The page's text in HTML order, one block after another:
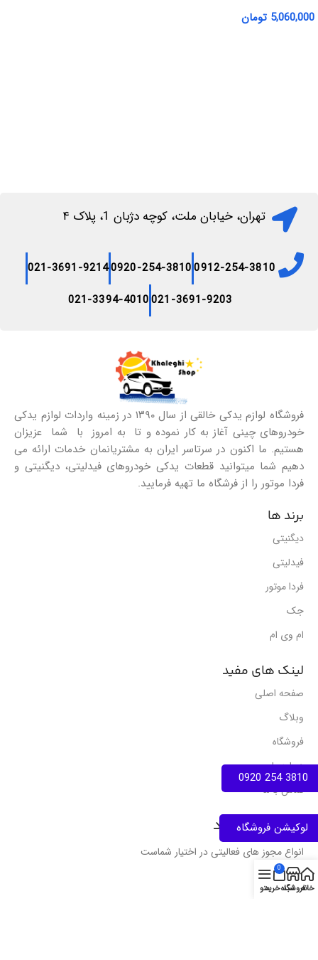
3810 254 0920
5,060,000 تومان
تهران، خیابان ملت، کوچه دژبان 1، پلاک ۴
0912-254-3810
0920-254-3810
021-3691-9214
021-3691-9203
021-3394-4010
لوکیشن فروشگاه
فروشگاه لوازم یدکی خالقی از سال ۱۳۹۰ در زمینه واردات لوازم یدکی
خودروهای چینی آغاز به کار نموده و تا به امروز با شما عزیزان
هستیم. ما اکنون در سرتاسر ایران به مشتریانمان خدمات ارائه می
دهیم شما میتوانید قطعات یدکی خودروهای فیدلیتی، دیگنیتی و
فردا موتور را از فرشگاه ما تهیه فرمایید.
برند ها
دیگنیتی
فیدلیتی
فردا موتور
جک
ام وی ام
لینک های مفید
صفحه اصلی
وبلاگ
فروشگاه
درباره ما
تماس با ما
نمادهای اعتماد
انواع مجوز های فعالیتی در اختیار شماست
خانهفروشگاه
0
سبد خریدمنو